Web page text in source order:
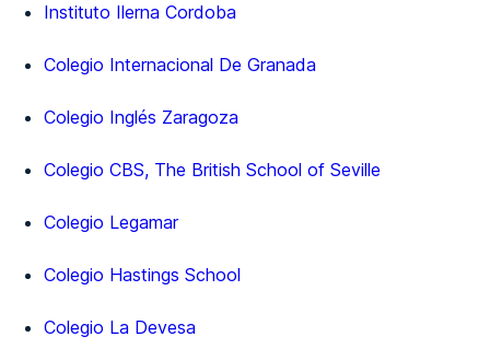
Instituto Ilerna Cordoba
Colegio Internacional De Granada
Colegio Inglés Zaragoza
Colegio CBS, The British School of Seville
Colegio Legamar
Colegio Hastings School
Colegio La Devesa